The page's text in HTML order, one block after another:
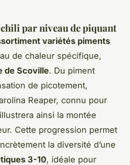
par niveau de piquant
variétés piments
de chaleur spécifique,
de Scoville. Du piment
de picotement,
Reaper, connu pour
ainsi la montée
Cette progression permet
la diversité d’une
3-10, idéale pour